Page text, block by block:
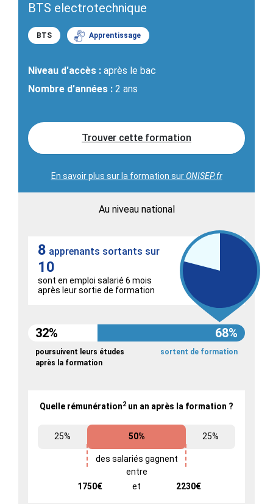
BTS electrotechnique
BTS Apprentissage
Niveau d'accès : après le bac
Nombre d'années : 2 ans
Trouver cette formation
En savoir plus sur la formation surONISEP.fr
Au niveau national
8 apprenants sortants sur
10
sont en emploi salarié 6 mois
après leur sortie de formation
32% 68%
poursuivent leurs études
après la formation
sortent de formation
Quelle rémunération2un an après la formation ?
25% 50%
des salariés gagnent
entre
1750€
et 2230€
25%